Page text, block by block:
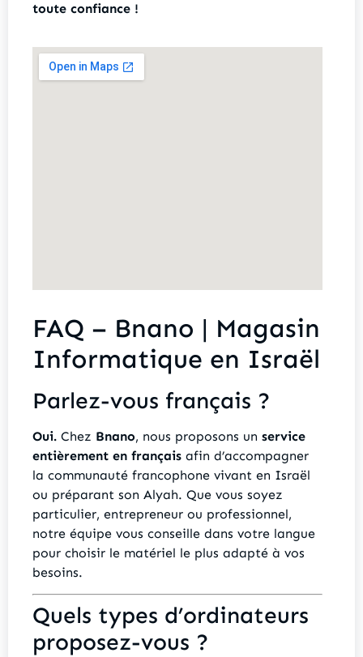
toute confiance !
FAQ – Bnano | Magasin
Informatique en Israël
Parlez-vous français ?
Oui. Chez Bnano, nous proposons un service
entièrement en français afin d’accompagner
la communauté francophone vivant en Israël
ou préparant son Alyah. Que vous soyez
particulier, entrepreneur ou professionnel,
notre équipe vous conseille dans votre langue
pour choisir le matériel le plus adapté à vos
besoins.
Quels types d’ordinateurs
proposez-vous ?